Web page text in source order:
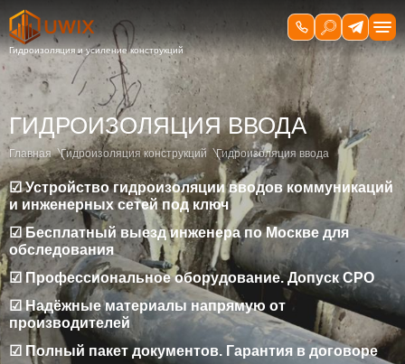
ГИДРОИЗОЛЯЦИЯ ВВОДА
Главная Гидроизоляция конструкций Гидроизоляция ввода
☑ Устройство гидроизоляции вводов коммуникаций
и инженерных сетей под ключ
☑ Бесплатный выезд инженера по Москве для
обследования
☑ Профессиональное оборудование. Допуск СРО
☑ Надёжные материалы напрямую от
производителей
☑ Полный пакет документов. Гарантия в договоре